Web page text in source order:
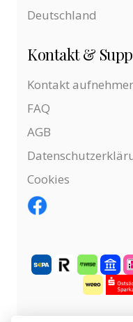
Deutschland
Kontakt &
Kontakt
FAQ
AGB
Cookies